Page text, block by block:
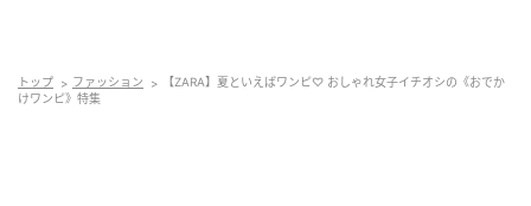
Instagram：@konoka_eguchi
トップ ファッション
【ZARA】夏といえばワンピ♡ おしゃれ女子イチオシの《おでか
けワンピ》特集